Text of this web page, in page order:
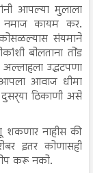
आपल्या मुलाला
नमाज कायम कर.
संयमाने
बोलताना तोंड
उद्धटपणा
आवाज धीमा
ठिकाणी असे
शकणार नाहीस की
इतर कोणासही
करू नको.